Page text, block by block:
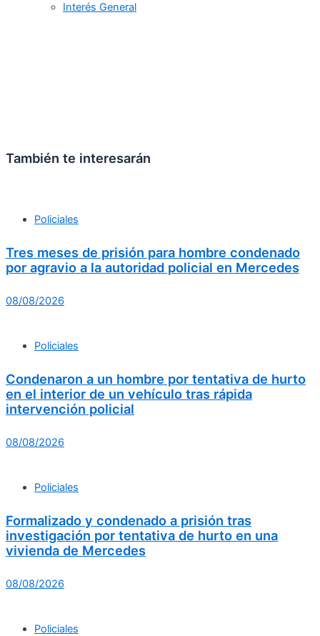
Interés General
También te interesarán
Policiales
Tres meses de prisión para hombre condenado
por agravio a la autoridad policial en Mercedes
08/08/2026
Policiales
Condenaron a un hombre por tentativa de hurto
en el interior de un vehículo tras rápida
intervención policial
08/08/2026
Policiales
Formalizado y condenado a prisión tras
investigación por tentativa de hurto en una
vivienda de Mercedes
08/08/2026
Policiales